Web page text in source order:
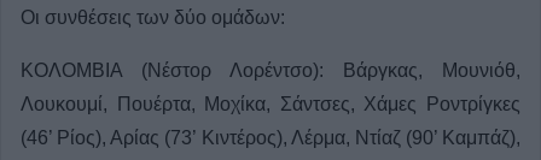
Οι συνθέσεις των δύο ομάδων:
ΚΟΛΟΜΒΙΑ (Νέστορ Λορέντσο): Βάργκας, Μουνιόθ,
Λουκουμί, Πουέρτα, Μοχίκα, Σάντσες, Χάμες Ροντρίγκες
(46’ Ρίος), Αρίας (73’ Κιντέρος), Λέρμα, Ντίαζ (90’ Καμπάζ),